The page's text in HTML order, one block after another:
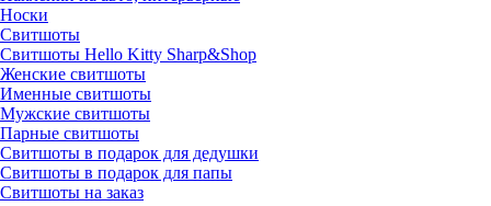
Носки
Свитшоты
Cвитшоты Hello Kitty Sharp&Shop
Женские свитшоты
Именные свитшоты
Мужские свитшоты
Парные свитшоты
Свитшоты в подарок для дедушки
Свитшоты в подарок для папы
Свитшоты на заказ